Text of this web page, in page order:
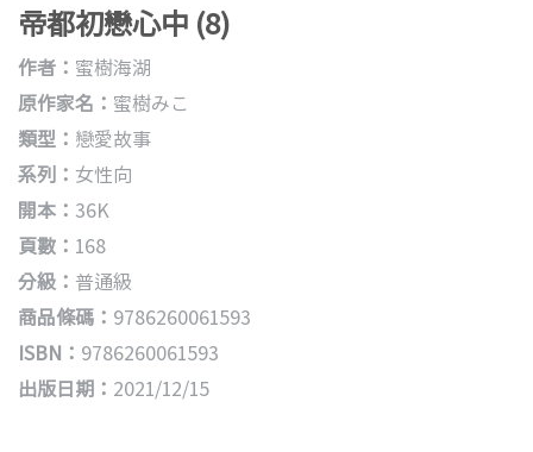
帝都初戀心中 (8)
作者： 蜜樹海湖
原作家名： 蜜樹みこ
類型： 戀愛故事
系列： 女性向
開本： 36K
頁數： 168
分級： 普通級
商品條碼： 9786260061593
ISBN： 9786260061593
出版日期： 2021/12/15